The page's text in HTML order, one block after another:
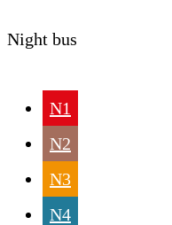
Night bus
N1
N2
N3
N4